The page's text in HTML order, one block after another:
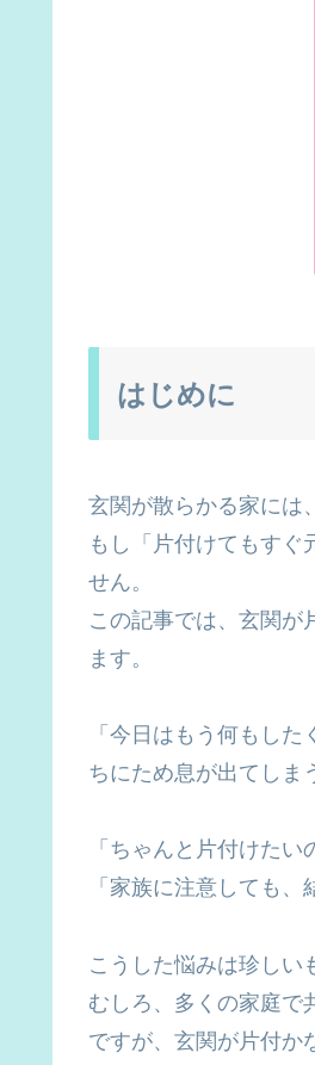
はじめに
玄関が散らかる家には
もし「片付けてもすぐ
せん。
この記事では、玄関が
ます。
「今日はもう何もし
ちにため息が出てしま
「ちゃんと片付けたい
「家族に注意しても、
こうした悩みは珍しい
むしろ、多くの家庭で
ですが、玄関が片付か